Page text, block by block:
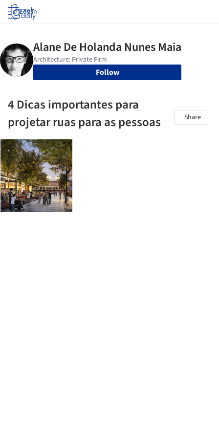
Log in
Follow
4 Dicas importantes para
projetar ruas para as pessoas
Share